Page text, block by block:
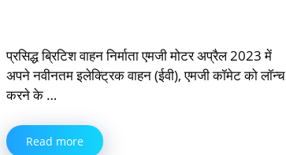
प्रसिद्ध ब्रिटिश वाहन निर्माता एमजी मोटर अप्रैल 2023 में
अपने नवीनतम इलेक्ट्रिक वाहन (ईवी), एमजी कॉमेट को लॉन्च
करने के …
Read more